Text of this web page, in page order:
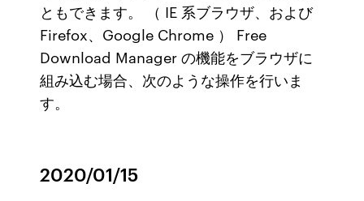
ともできます。 （ IE 系ブラウザ、および
Firefox、Google Chrome ） Free
Download Manager の機能をブラウザに
組み込む場合、次のような操作を行いま
す。
2020/01/15